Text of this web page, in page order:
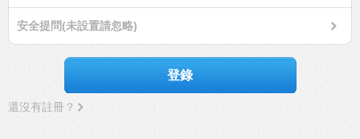
安全提問(未設置請忽略)
登錄
還沒有註冊？